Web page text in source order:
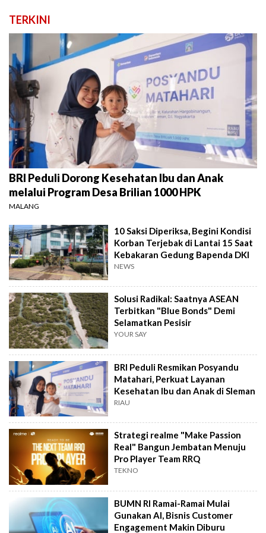
TERKINI
BRI Peduli Dorong Kesehatan Ibu dan Anak
melalui Program Desa Brilian 1000 HPK
MALANG
10 Saksi Diperiksa, Begini Kondisi
Korban Terjebak di Lantai 15 Saat
Kebakaran Gedung Bapenda DKI
NEWS
Solusi Radikal: Saatnya ASEAN
Terbitkan "Blue Bonds" Demi
Selamatkan Pesisir
YOUR SAY
BRI Peduli Resmikan Posyandu
Matahari, Perkuat Layanan
Kesehatan Ibu dan Anak di Sleman
RIAU
Strategi realme "Make Passion
Real" Bangun Jembatan Menuju
Pro Player Team RRQ
TEKNO
BUMN RI Ramai-Ramai Mulai
Gunakan AI, Bisnis Customer
Engagement Makin Diburu